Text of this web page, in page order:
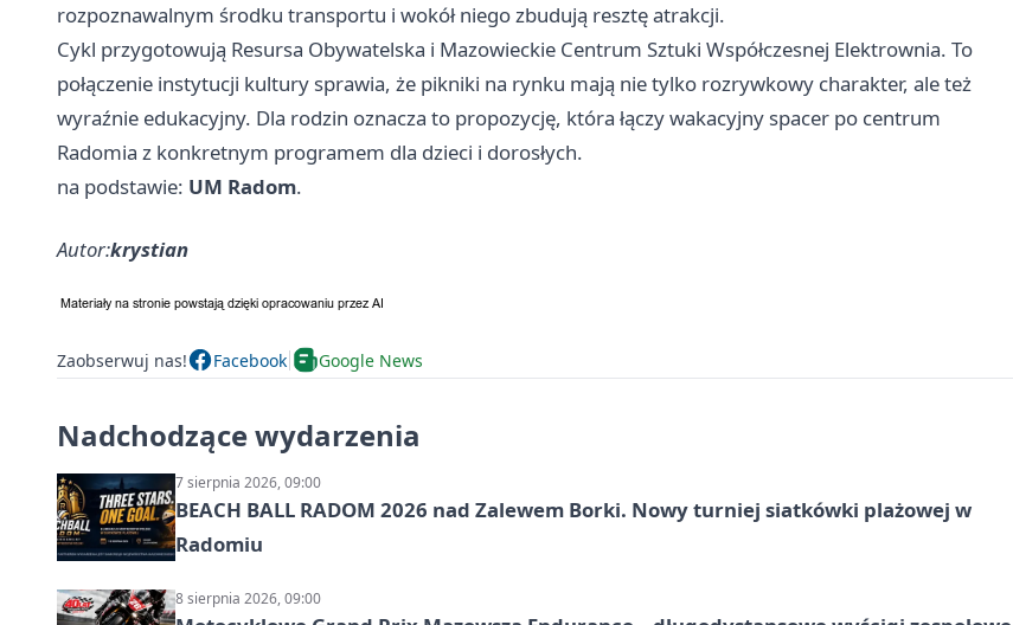
rozpoznawalnym środku transportu i wokół niego zbudują resztę atrakcji.
Cykl przygotowują Resursa Obywatelska i Mazowieckie Centrum Sztuki Współczesnej Elektrownia. To
połączenie instytucji kultury sprawia, że pikniki na rynku mają nie tylko rozrywkowy charakter, ale też
wyraźnie edukacyjny. Dla rodzin oznacza to propozycję, która łączy wakacyjny spacer po centrum
Radomia z konkretnym programem dla dzieci i dorosłych.
na podstawie: UM Radom.
Autor:krystian
Zaobserwuj nas! Facebook Google News
Nadchodzące wydarzenia
7 sierpnia 2026, 09:00
BEACH BALL RADOM 2026 nad Zalewem Borki. Nowy turniej siatkówki plażowej w
Radomiu
8 sierpnia 2026, 09:00